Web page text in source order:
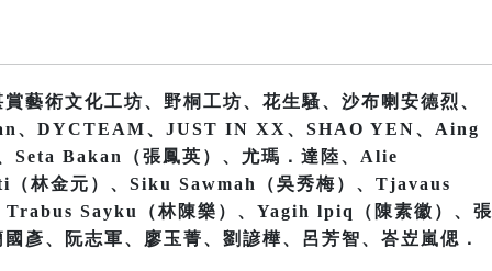
藝術文化工坊、野桐工坊、花生騷、沙布喇安德烈、
、DYCTEAM、JUST IN XX、SHAO YEN、Aing
Bakan（張鳳英）、尤瑪．達陸、Alie
林金元）、Siku Sawmah（吳秀梅）、Tjavaus
Sayku（林陳樂）、Yagih lpiq（陳素徽）、張
彥、阮志軍、廖玉菁、劉諺樺、呂芳智、峇岦嵐偲．